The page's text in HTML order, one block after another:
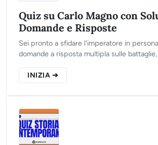
Quiz su Carlo Magno con
Domande e Risposte
Sei pronto a sfidare l'imperatore in persona? Rispondi a
domande a risposta multipla sulle
dimostrare il tuo valore storico.
INIZIA ➔